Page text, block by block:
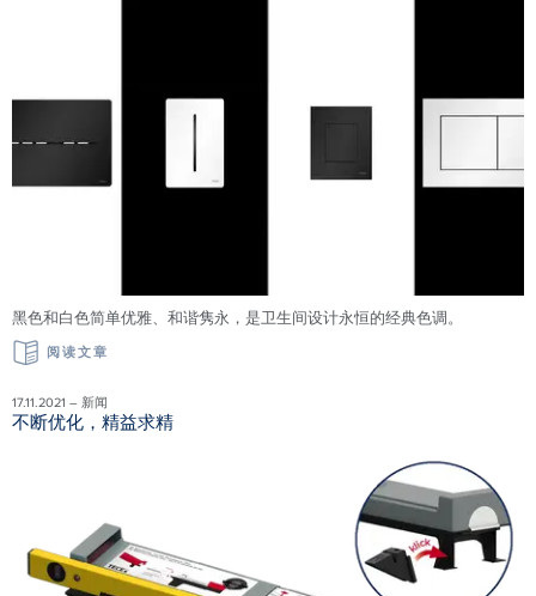
黑色和白色简单优雅、和谐隽永，是卫生间设计永恒的经典色调。
阅读文章
17.11.2021 – 新闻
不断优化，精益求精